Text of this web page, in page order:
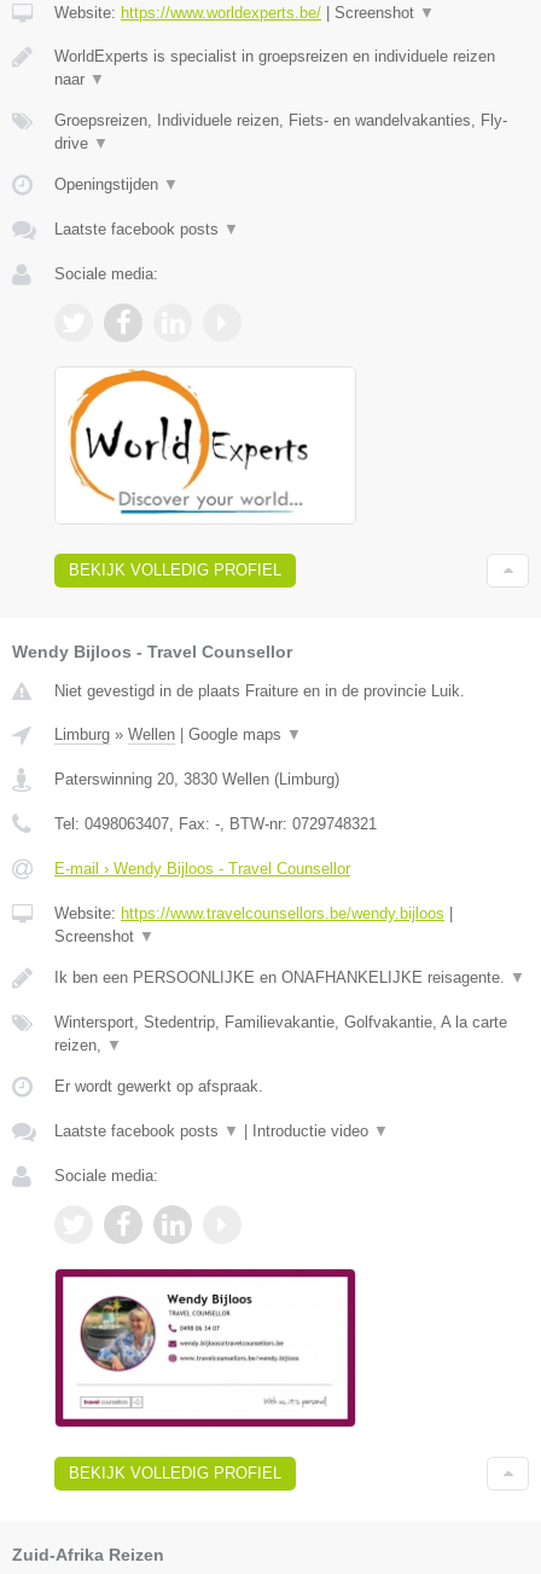
Website: https://www.worldexperts.be/ Screenshot ▼
WorldExperts is specialist in groepsreizen en individuele reizen
naar ▼
Groepsreizen, Individuele reizen, Fiets- en wandelvakanties, Fly-
drive ▼
Openingstijden ▼
Laatste facebook posts ▼
Sociale media:
BEKIJK VOLLEDIG PROFIEL
Wendy Bijloos - Travel Counsellor
Niet gevestigd in de plaats Fraiture en in de provincie Luik.
Limburg » Wellen Google maps ▼
Paterswinning 20 3830 Wellen ( Limburg)
Tel: 0498063407 , Fax: - , BTW-nr: 0729748321
E-mail › Wendy Bijloos - Travel Counsellor
Website: https://www.travelcounsellors.be/wendy.bijloos
Screenshot ▼
Ik ben een PERSOONLIJKE en ONAFHANKELIJKE reisagente. ▼
Wintersport, Stedentrip, Familievakantie, Golfvakantie, A la carte
reizen,
▼
Er wordt gewerkt op afspraak.
Laatste facebook posts ▼ Introductie video ▼
Sociale media:
BEKIJK VOLLEDIG PROFIEL
Zuid-Afrika Reizen